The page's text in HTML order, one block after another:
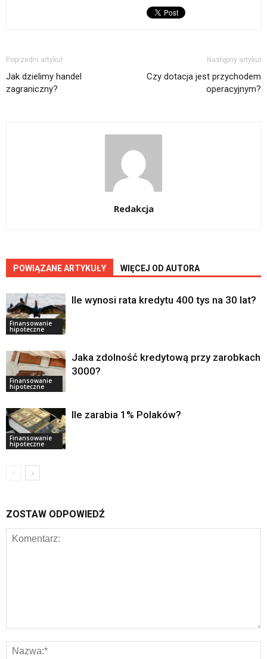
Poprzedni artykuł
Jak dzielimy handel
zagraniczny?
Następny artykuł
Czy dotacja jest przychodem
operacyjnym?
Redakcja
POWIĄZANE ARTYKUŁY WIĘCEJ OD AUTORA
Finansowanie
hipoteczne
Ile wynosi rata kredytu 400 tys na 30 lat?
Finansowanie
hipoteczne
Jaka zdolność kredytową przy zarobkach
3000?
Finansowanie
hipoteczne
Ile zarabia 1% Polaków?
ZOSTAW ODPOWIEDŹ